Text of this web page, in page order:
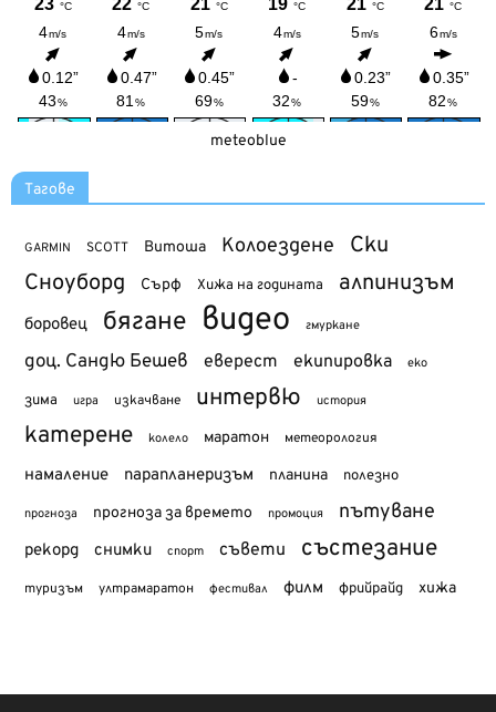
meteoblue
Тагове
GARMIN SCOTT Витоша Колоездене Ски
Сноуборд Сърф Хижа на годината алпинизъм
боровец бягане видео гмуркане
доц. Сандю Бешев еверест екипировка еко
зима игра изкачване интервю история
катерене колело маратон метеорология
намаление парапланеризъм планина полезно
прогноза прогноза за времето промоция пътуване
рекорд снимки спорт съвети състезание
туризъм ултрамаратон фестивал филм фрийрайд хижа